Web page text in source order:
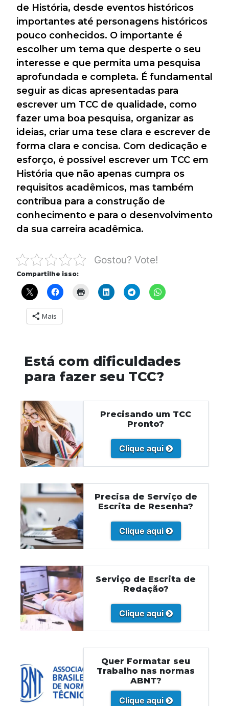
de História, desde eventos históricos
importantes até personagens históricos
pouco conhecidos. O importante é
escolher um tema que desperte o seu
interesse e que permita uma pesquisa
aprofundada e completa. É fundamental
seguir as dicas apresentadas para
escrever um TCC de qualidade, como
fazer uma boa pesquisa, organizar as
ideias, criar uma tese clara e escrever de
forma clara e concisa. Com dedicação e
esforço, é possível escrever um TCC em
História que não apenas cumpra os
requisitos acadêmicos, mas também
contribua para a construção de
conhecimento e para o desenvolvimento
da sua carreira acadêmica.
Gostou? Vote!
Compartilhe isso:
Mais
Está com dificuldades
para fazer seu TCC?
Precisando um TCC
Pronto?
Clique aqui
Precisa de Serviço de
Escrita de Resenha?
Clique aqui
Serviço de Escrita de
Redação?
Clique aqui
Quer Formatar seu
Trabalho nas normas
ABNT?
Clique aqui